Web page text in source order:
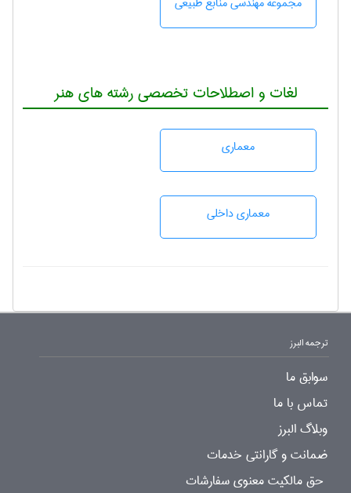
لغات و اصطلاحات تخصصی رشته های هنر
معماری
معماری داخلی
ترجمه البرز
سوابق ما
تماس با ما
وبلاگ البرز
ضمانت و گارانتی خدمات
حق مالکیت معنوی سفارشات